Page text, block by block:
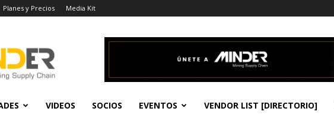
Planes y Precios Media Kit
Actualidad
Minera
VIDEOS SOCIOS EVENTOS VENDOR LIST [DIRECTORIO]